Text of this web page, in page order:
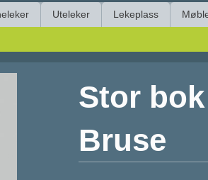
Uteleker Lekeplass
Stor
Bruse